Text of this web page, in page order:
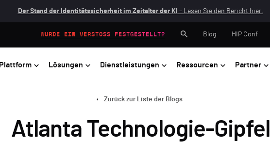
Der Stand der Identitätssicherheit im Zeitalter der KI – Lesen Sie den Bericht hier.
Plattform Lösungen Dienstleistungen Ressourcen Partner
WURDE EIN VERSTOSS FESTGESTELLT? Blog HIP Conf
Zurück zur Liste der Blogs
Atlanta Technologie-Gipfel